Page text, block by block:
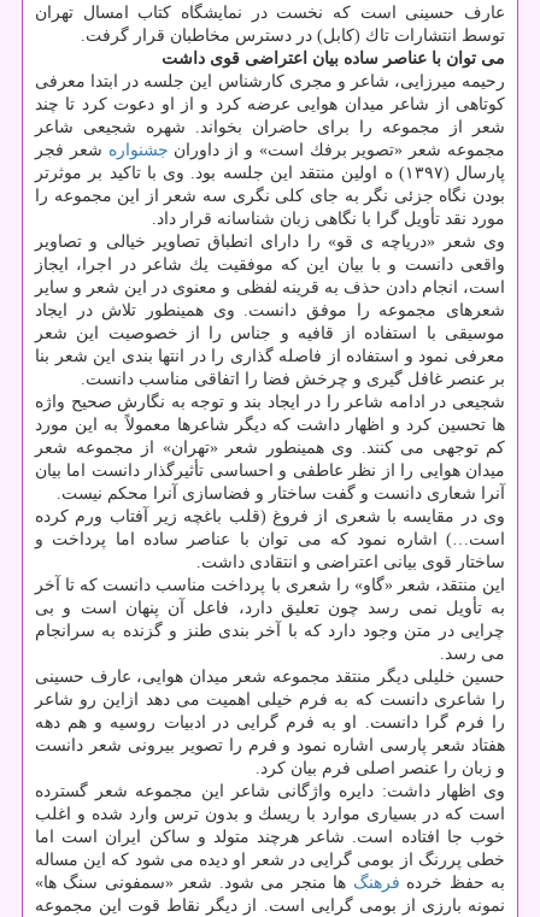
عارف حسینی است كه نخست در نمایشگاه كتاب امسال تهران
توسط انتشارات تاك (كابل) در دسترس مخاطبان قرار گرفت.
می توان با عناصر ساده بیان اعتراضی قوی داشت
رحیمه میرزایی، شاعر و مجری كارشناس این جلسه در ابتدا معرفی
كوتاهی از شاعر میدان هوایی عرضه كرد و از او دعوت كرد تا چند
شعر از مجموعه را برای حاضران بخواند. شهره شجیعی شاعر
مجموعه شعر «تصویر برفك است» و از داوران جشنواره شعر فجر
پارسال (۱۳۹۷) ه اولین منتقد این جلسه بود. وی با تاكید بر موثرتر
بودن نگاه جزئی نگر به جای كلی نگری سه شعر از این مجموعه را
مورد نقد تأویل گرا با نگاهی زبان شناسانه قرار داد.
وی شعر «دریاچه ی قو» را دارای انطباق تصاویر خیالی و تصاویر
واقعی دانست و با بیان این كه موفقیت یك شاعر در اجرا، ایجاز
است، انجام دادن حذف به قرینه لفظی و معنوی در این شعر و سایر
شعرهای مجموعه را موفق دانست. وی همینطور تلاش در ایجاد
موسیقی با استفاده از قافیه و جناس را از خصوصیت این شعر
معرفی نمود و استفاده از فاصله گذاری را در انتها بندی این شعر بنا
بر عنصر غافل گیری و چرخش فضا را اتفاقی مناسب دانست.
شجیعی در ادامه شاعر را در ایجاد بند و توجه به نگارش صحیح واژه
ها تحسین كرد و اظهار داشت كه دیگر شاعرها معمولاً به این مورد
كم توجهی می كنند. وی همینطور شعر «تهران» از مجموعه شعر
میدان هوایی را از نظر عاطفی و احساسی تأثیرگذار دانست اما بیان
آنرا شعاری دانست و گفت ساختار و فضاسازی آنرا محكم نیست.
وی در مقایسه با شعری از فروغ (قلب باغچه زیر آفتاب ورم كرده
است…) اشاره نمود كه می توان با عناصر ساده اما پرداخت و
ساختار قوی بیانی اعتراضی و انتقادی داشت.
این منتقد، شعر «گاو» را شعری با پرداخت مناسب دانست كه تا آخر
به تأویل نمی رسد چون تعلیق دارد، فاعل آن پنهان است و بی
چرایی در متن وجود دارد كه با آخر بندی طنز و گزنده به سرانجام
می رسد.
حسین خلیلی دیگر منتقد مجموعه شعر میدان هوایی، عارف حسینی
را شاعری دانست كه به فرم خیلی اهمیت می دهد ازاین رو شاعر
را فرم گرا دانست. او به فرم گرایی در ادبیات روسیه و هم دهه
هفتاد شعر پارسی اشاره نمود و فرم را تصویر بیرونی شعر دانست
و زبان را عنصر اصلی فرم بیان كرد.
وی اظهار داشت: دایره واژگانی شاعر این مجموعه شعر گسترده
است كه در بسیاری موارد با ریسك و بدون ترس وارد شده و اغلب
خوب جا افتاده است. شاعر هرچند متولد و ساكن ایران است اما
خطی پررنگ از بومی گرایی در شعر او دیده می شود كه این مساله
به حفظ خرده فرهنگ ها منجر می شود. شعر «سمفونی سنگ ها»
نمونه بارزی از بومی گرایی است. از دیگر نقاط قوت این مجموعه